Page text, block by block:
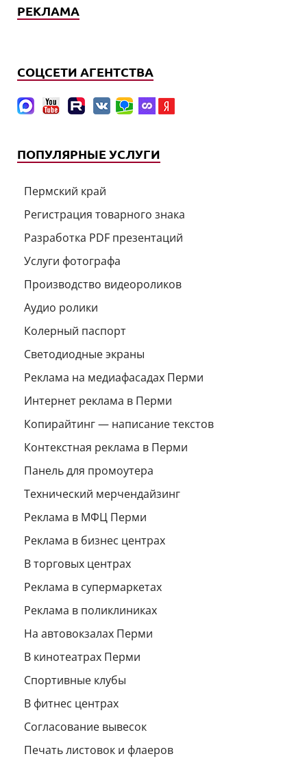
РЕКЛАМА
СОЦСЕТИ АГЕНТСТВА
ПОПУЛЯРНЫЕ УСЛУГИ
Пермский край
Регистрация товарного знака
Разработка PDF презентаций
Услуги фотографа
Производство видеороликов
Аудио ролики
Колерный паспорт
Светодиодные экраны
Реклама на медиафасадах Перми
Интернет реклама в Перми
Копирайтинг — написание текстов
Контекстная реклама в Перми
Панель для промоутера
Технический мерчендайзинг
Реклама в МФЦ Перми
Реклама в бизнес центрах
В торговых центрах
Реклама в супермаркетах
Реклама в поликлиниках
На автовокзалах Перми
В кинотеатрах Перми
Спортивные клубы
В фитнес центрах
Согласование вывесок
Печать листовок и флаеров